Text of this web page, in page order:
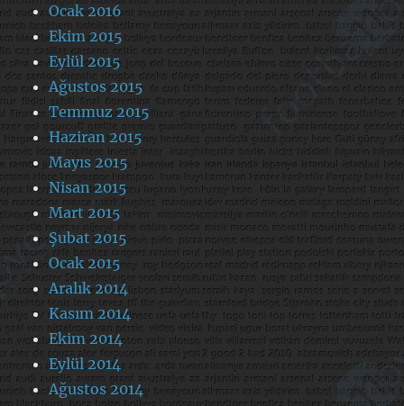
Ocak 2016
Ekim 2015
Eylül 2015
Ağustos 2015
Temmuz 2015
Haziran 2015
Mayıs 2015
Nisan 2015
Mart 2015
Şubat 2015
Ocak 2015
Aralık 2014
Kasım 2014
Ekim 2014
Eylül 2014
Ağustos 2014